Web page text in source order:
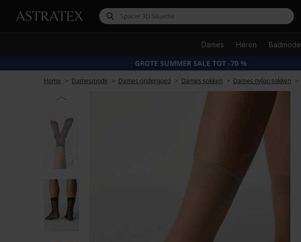
Dames Heren Badmode
GROTE SUMMER SALE TOT -70 %
Home Damesmode Dames ondergoed Dames sokken Dames nylon sokken